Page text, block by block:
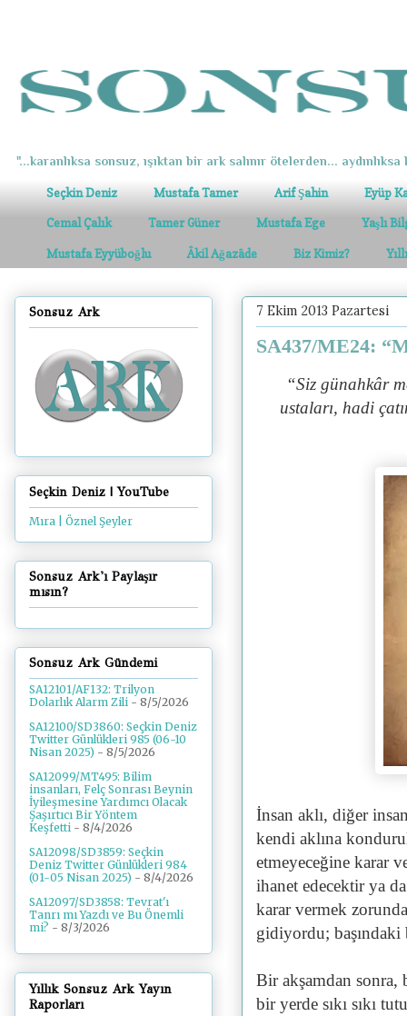
"...karanlıksa sonsuz, ışıktan bir ark salınır ötelerden... aydınlıksa
Seçkin Deniz Mustafa Tamer Arif Şahin Eyüp
Cemal Çalık Tamer Güner Mustafa Ege Yaşlı
Mustafa Eyyüboğlu Âkil Ağazâde Biz Kimiz?
7 Ekim 2013 Pazartesi
SA437/ME24:
“Siz günahkâr
ustaları, hadi
İnsan aklı, diğer
kendi aklına
etmeyeceğine karar
ihanet edecektir ya
karar vermek
gidiyordu; başındaki
Bir akşamdan sonra,
bir yerde sıkı sıkı
Sonsuz Ark
Seçkin Deniz | YouTube
Mıra | Öznel Şeyler
Sonsuz Ark'ı Paylaşır
mısın?
Sonsuz Ark Gündemi
SA12101/AF132: Trilyon
Dolarlık Alarm Zili - 8/5/2026
SA12100/SD3860: Seçkin Deniz
Twitter Günlükleri 985 (06-10
Nisan 2025) - 8/5/2026
SA12099/MT495: Bilim
insanları, Felç Sonrası Beynin
İyileşmesine Yardımcı Olacak
Şaşırtıcı Bir Yöntem
Keşfetti - 8/4/2026
SA12098/SD3859: Seçkin
Deniz Twitter Günlükleri 984
(01-05 Nisan 2025) - 8/4/2026
SA12097/SD3858: Tevrat'ı
Tanrı mı Yazdı ve Bu Önemli
mi? - 8/3/2026
Yıllık Sonsuz Ark Yayın
Raporları